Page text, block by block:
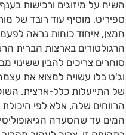
השיח על מיזוגים ורכישות
ספיריט, מוסיף עוד רובד של
חמצן, איחוד כוחות נראה
הרגולטורים בארצות הברית
סוחרים צריכים להבין ששינוי
וג'ט בלו עשויה למצוא את
של התייעלות כלל-ארצית.
הרווחים שלה, אלא לפי
המים עד שהסערה